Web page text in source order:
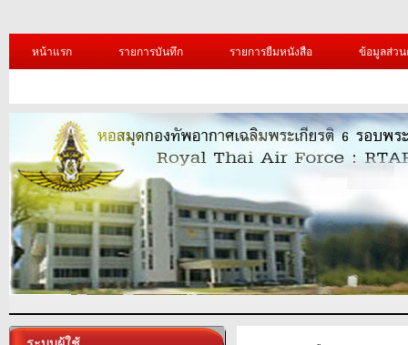
หน้าแรก รายการบันทึก รายการยืมหนังสือ ข้อมูลส่ว